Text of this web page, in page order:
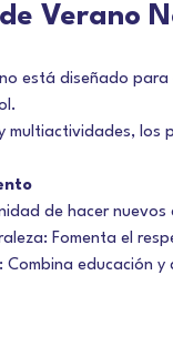
Verano
está diseñado
multiactividades, los
de hacer nuevos
Fomenta el
educación y